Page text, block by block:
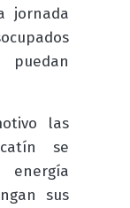
jornada
las
se
energía
sus